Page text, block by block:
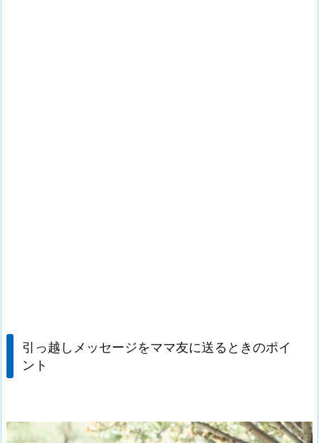
引っ越しメッセージをママ友に送るときのポイ
ント